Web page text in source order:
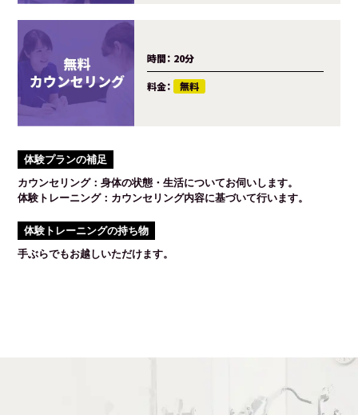
時間： 20分
料金： 無料
体験プランの補足
カウンセリング：身体の状態・生活についてお伺いします。
体験トレーニング：カウンセリング内容に基づいて行います。
体験トレーニングの持ち物
手ぶらでもお越しいただけます。